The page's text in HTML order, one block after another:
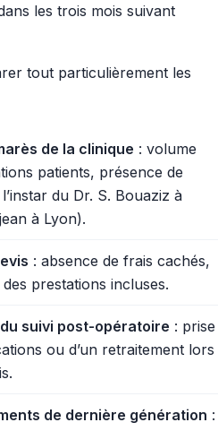
les trois mois suivant
tout particulièrement les
de la clinique : volume
patients, présence de
du Dr. S. Bouaziz à
à Lyon).
: absence de frais cachés,
prestations incluses.
suivi post-opératoire : prise
ou d’un retraitement lors
de dernière génération :